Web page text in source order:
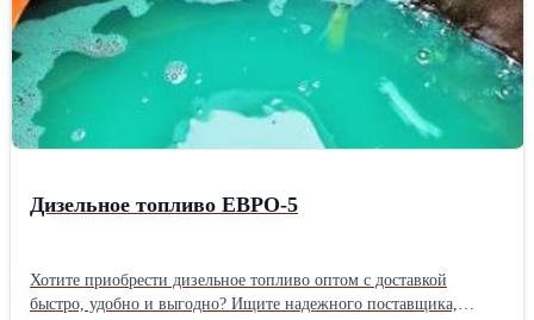
Дизельное топливо ЕВРО-5
Хотите приобрести дизельное топливо оптом с доставкой
быстро, удобно и выгодно? Ищите надежного поставщика,